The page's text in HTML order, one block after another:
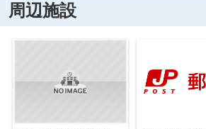
周辺施設